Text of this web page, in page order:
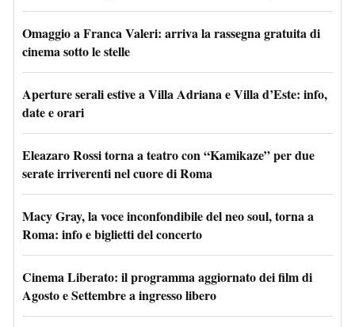
Omaggio a Franca Valeri: arriva la rassegna gratuita di
cinema sotto le stelle
Aperture serali estive a Villa Adriana e Villa d’Este: info,
date e orari
Eleazaro Rossi torna a teatro con “Kamikaze” per due
serate irriverenti nel cuore di Roma
Macy Gray, la voce inconfondibile del neo soul, torna a
Roma: info e biglietti del concerto
Cinema Liberato: il programma aggiornato dei film di
Agosto e Settembre a ingresso libero